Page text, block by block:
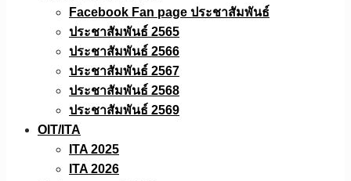
Facebook Fan page ประชาสัมพันธ์
ประชาสัมพันธ์ 2565
ประชาสัมพันธ์ 2566
ประชาสัมพันธ์ 2567
ประชาสัมพันธ์ 2568
ประชาสัมพันธ์ 2569
OIT/ITA
ITA 2025
ITA 2026